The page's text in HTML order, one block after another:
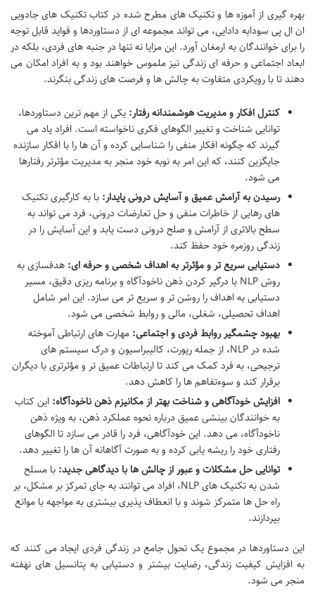
بهره گیری از آموزه ها و تکنیک های مطرح شده در کتاب تکنیک های جادویی
ان ال پی سودابه دادایی، می تواند مجموعه ای از دستاوردها و فواید قابل توجه
را برای خوانندگان به ارمغان آورد. این مزایا نه تنها در جنبه های فردی، بلکه در
ابعاد اجتماعی و حرفه ای زندگی نیز ملموس خواهند بود و به افراد امکان می
دهند تا با رویکردی متفاوت به چالش ها و فرصت های زندگی بنگرند.
کنترل افکار و مدیریت هوشمندانه رفتار: یکی از مهم ترین دستاوردها،
توانایی شناخت و تغییر الگوهای فکری ناخواسته است. افراد یاد می
گیرند که چگونه افکار منفی را شناسایی کرده و آن ها را با افکار سازنده
جایگزین کنند، که این امر به نوبه خود منجر به مدیریت مؤثرتر رفتارها
می شود.
رسیدن به آرامش عمیق و آسایش درونی پایدار: با به کارگیری تکنیک
های رهایی از خاطرات منفی و حل تعارضات درونی، فرد می تواند به
سطح بالاتری از آرامش و صلح درونی دست یابد و این آسایش را در
زندگی روزمره خود حفظ کند.
دستیابی سریع تر و مؤثرتر به اهداف شخصی و حرفه ای: هدفسازی به
روش NLP با درگیر کردن ذهن ناخودآگاه و برنامه ریزی دقیق، مسیر
دستیابی به اهداف را روشن تر و سریع تر می سازد. این امر شامل
اهداف تحصیلی، شغلی، مالی و روابط شخصی می شود.
بهبود چشمگیر روابط فردی و اجتماعی: مهارت های ارتباطی آموخته
شده در NLP، از جمله رپورت، کالیبراسیون و درک سیستم های
ترجیحی، به فرد کمک می کند تا ارتباطات عمیق تر و مؤثرتری با دیگران
برقرار کند و سوءتفاهم ها را کاهش دهد.
افزایش خودآگاهی و شناخت بهتر از مکانیزم ذهن ناخودآگاه: این کتاب
به خوانندگان بینشی عمیق درباره نحوه عملکرد ذهن، به ویژه ذهن
ناخودآگاه، می دهد. این خودآگاهی، فرد را قادر می سازد تا الگوهای
رفتاری خود را ریشه یابی کرده و به صورت آگاهانه آن ها را تغییر دهد.
توانایی حل مشکلات و عبور از چالش ها با دیدگاهی جدید: با مسلح
شدن به تکنیک های NLP، افراد می توانند به جای تمرکز بر مشکل، بر
راه حل ها متمرکز شوند و با انعطاف پذیری بیشتری به مواجهه با موانع
بپردازند.
این دستاوردها در مجموع یک تحول جامع در زندگی فردی ایجاد می کنند که
به افزایش کیفیت زندگی، رضایت بیشتر و دستیابی به پتانسیل های نهفته
منجر می شود.